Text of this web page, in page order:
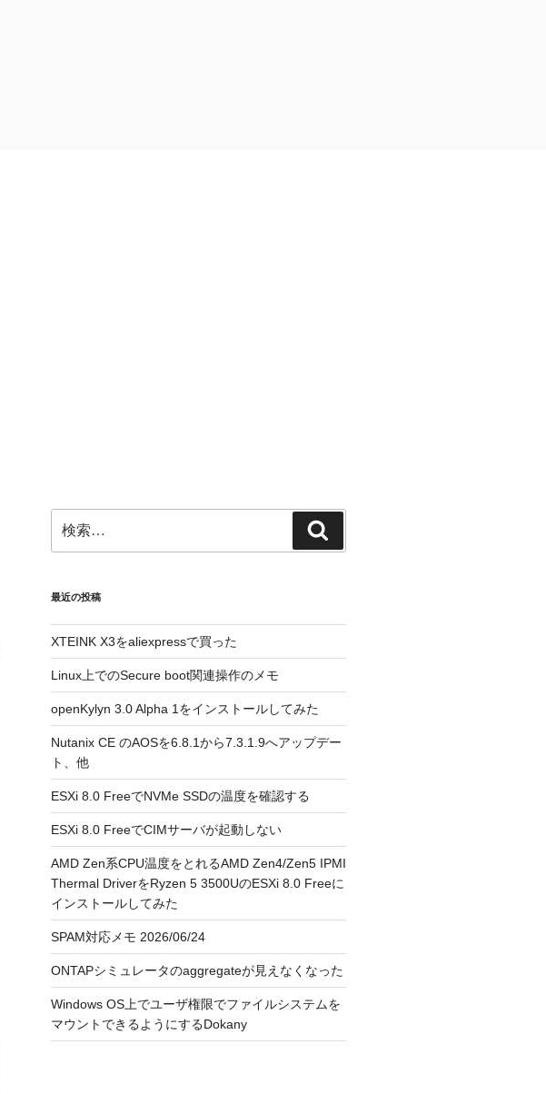
索:
索
最近の投稿
XTEINK X3をaliexpressで買った
Linux上でのSecure boot関連操作のメモ
openKylyn 3.0 Alpha 1をインストールしてみた
Nutanix CE のAOSを6.8.1から7.3.1.9へアップデー
ト、他
ESXi 8.0 FreeでNVMe SSDの温度を確認する
ESXi 8.0 FreeでCIMサーバが起動しない
AMD Zen系CPU温度をとれるAMD Zen4/Zen5 IPMI
Thermal DriverをRyzen 5 3500UのESXi 8.0 Freeに
インストールしてみた
SPAM対応メモ 2026/06/24
ONTAPシミュレータのaggregateが見えなくなった
Windows OS上でユーザ権限でファイルシステムを
マウントできるようにするDokany